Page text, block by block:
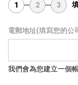
1 2 3
電郵地址(填寫您的公
我們會為您建立一個